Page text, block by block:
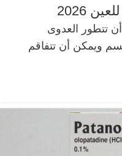
2026
تتطور العدوى
ويمكن أن تتفاقم